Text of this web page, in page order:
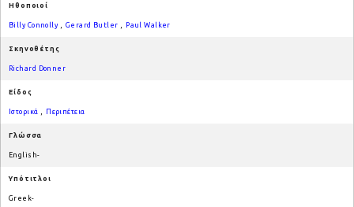
Ηθοποιοί
Billy Connolly Gerard Butler Paul Walker
Σκηνοθέτης
Richard Donner
Είδος
Ιστορικά Περιπέτεια
Γλώσσα
English-
Υπότιτλοι
Greek-